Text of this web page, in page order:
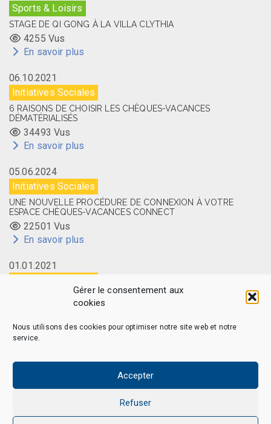
Gérer le consentement aux
cookies
Nous utilisons des cookies pour optimiser notre site web et notre
service.
Accepter
Refuser
Sports & Loisirs
STAGE DE QI GONG À LA VILLA CLYTHIA
4255 Vus
En savoir plus
06.10.2021
Initiatives Sociales
6 RAISONS DE CHOISIR LES CHÈQUES-VACANCES
DÉMATÉRIALISÉS
34493 Vus
En savoir plus
05.06.2024
Initiatives Sociales
UNE NOUVELLE PROCÉDURE DE CONNEXION À VOTRE
ESPACE CHÈQUES-VACANCES CONNECT
22501 Vus
En savoir plus
01.01.2021
LA CARTE MEMBRE CAES DU CNRS DISPONIBLE EN LIGNE
En savoir plus
CAES MAG - © 2026 Tous droits réservés.
Politique de confidentialité